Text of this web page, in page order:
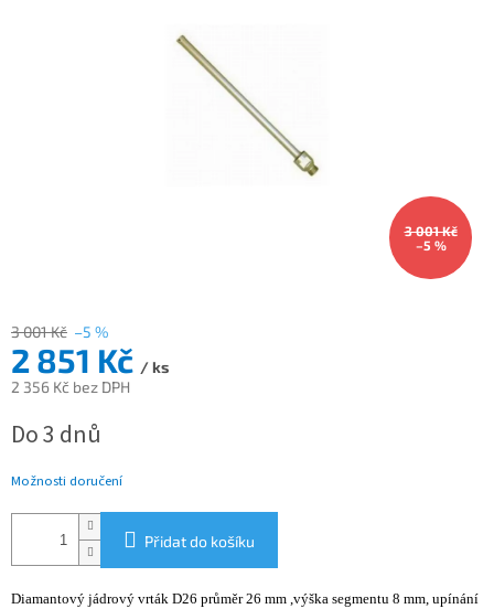
3 001 Kč
–5 %
3 001 Kč –5 %
2 851 Kč / ks
2 356 Kč bez DPH
cena:
Do 3 dnů
Možnosti doručení
Přidat do košíku
Diamantový jádrový vrták D26 průměr 26 mm ,výška segmentu 8 mm, upínání